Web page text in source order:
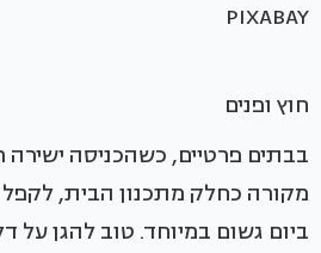
PIXABAY
חוץ ופנים
בבתים פרטיים, כשהכניסה ישירה
מקורה כחלק מתכנון הבית, לקפל
ביום גשום במיוחד. טוב להגן